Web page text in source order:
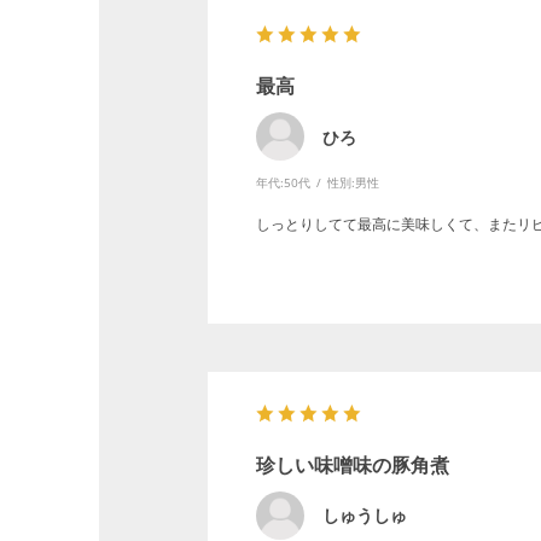
最高
ひろ
年代:50代 性別:男性
しっとりしてて最高に美味しくて、またリ
珍しい味噌味の豚角煮
しゅうしゅ